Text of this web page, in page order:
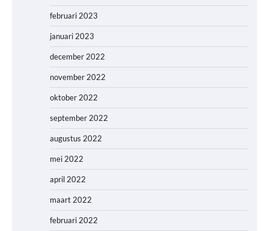
februari 2023
januari 2023
december 2022
november 2022
oktober 2022
september 2022
augustus 2022
mei 2022
april 2022
maart 2022
februari 2022